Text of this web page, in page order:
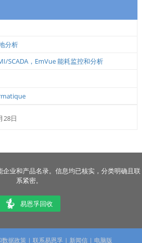
分析
SCADA，EmVue 能耗监控和分析
28日
业和产品名录。信息均已核实，分类明确且联
系紧密。
易恩孚回收
数据政策 | 联系易恩孚 | 新闻信 | 电脑版